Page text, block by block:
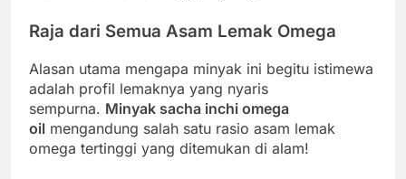
Raja dari Semua Asam Lemak Omega
Alasan utama mengapa minyak ini begitu istimewa
adalah profil lemaknya yang nyaris
sempurna. Minyak sacha inchi omega
oil mengandung salah satu rasio asam lemak
omega tertinggi yang ditemukan di alam!